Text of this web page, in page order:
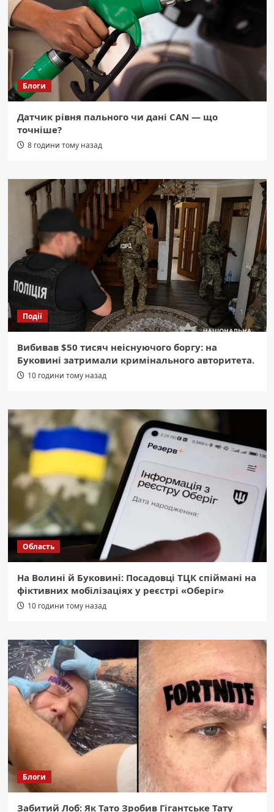
Блоги
Датчик рівня пального чи дані CAN — що
точніше?
8 години тому назад
Події
Вибивав $50 тисяч неіснуючого боргу: на
Буковині затримали кримінального авторитета.
10 години тому назад
Область
На Волині й Буковині: Посадовці ТЦК спіймані на
фіктивних мобілізаціях у реєстрі «Оберіг»
10 години тому назад
Блоги
Забитий Лоб: Як Тато Зробив Гігантське Тату